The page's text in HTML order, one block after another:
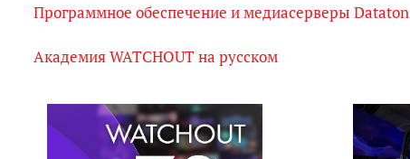
Программное обеспечение и медиасерверы Dataton
Академия WATCHOUT на русском